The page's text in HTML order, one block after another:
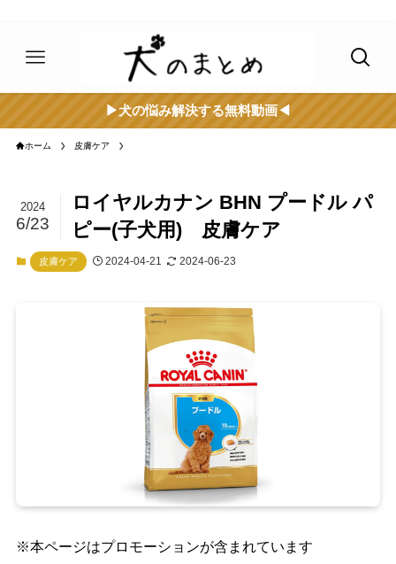
▶︎犬の悩み解決する無料動画◀︎
ホーム 皮膚ケア
ロイヤルカナン BHN プードル パ
ピー(子犬用) 皮膚ケア
2024
6/23
皮膚ケア 2024-04-21 2024-06-23
※本ページはプロモーションが含まれています